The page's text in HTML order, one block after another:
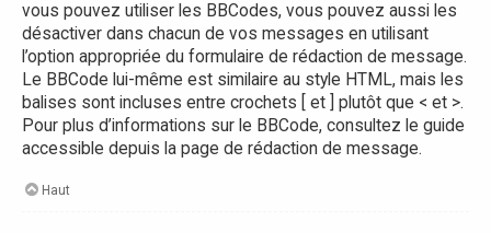
vous pouvez utiliser les BBCodes, vous pouvez aussi les
désactiver dans chacun de vos messages en utilisant
l’option appropriée du formulaire de rédaction de message.
Le BBCode lui-même est similaire au style HTML, mais les
balises sont incluses entre crochets [ et ] plutôt que < et >.
Pour plus d’informations sur le BBCode, consultez le guide
accessible depuis la page de rédaction de message.
Haut